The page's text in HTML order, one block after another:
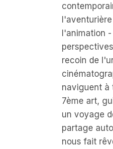
l'animation
recoin de
naviguent à
7ème art,
un voyage
partage
nous fait